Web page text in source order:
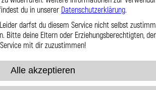
Mail oder
Sie sich
per Telefon oder Mail für
du in unserer Datenschutzerklärung.
darfst du diesem Service nicht selbst
Bitte deine Eltern oder Erziehungsberechtigten,
Service mit dir zuzustimmen!
Alle akzeptieren